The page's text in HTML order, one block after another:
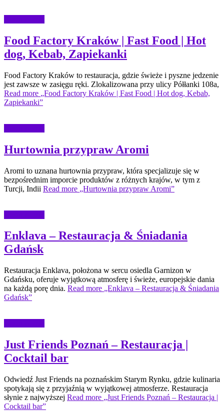
Food Factory Kraków | Fast Food | Hot
dog, Kebab, Zapiekanki
Food Factory Kraków to restauracja, gdzie świeże i pyszne jedzenie
jest zawsze w zasięgu ręki. Zlokalizowana przy ulicy Półłanki 108a,
Read more „Food Factory Kraków | Fast Food | Hot dog, Kebab,
Zapiekanki”
Hurtownia przypraw Aromi
Aromi to uznana hurtownia przypraw, która specjalizuje się w
bezpośrednim imporcie produktów z różnych krajów, w tym z
Turcji, Indii Read more „Hurtownia przypraw Aromi”
Enklava – Restauracja & Śniadania
Gdańsk
Restauracja Enklava, położona w sercu osiedla Garnizon w
Gdańsku, oferuje wyjątkową atmosferę i świeże, europejskie dania
na każdą porę dnia. Read more „Enklava – Restauracja & Śniadania
Gdańsk”
Just Friends Poznań – Restauracja |
Cocktail bar
Odwiedź Just Friends na poznańskim Starym Rynku, gdzie kulinaria
spotykają się z przyjaźnią w wyjątkowej atmosferze. Restauracja
słynie z najwyższej Read more „Just Friends Poznań – Restauracja |
Cocktail bar”